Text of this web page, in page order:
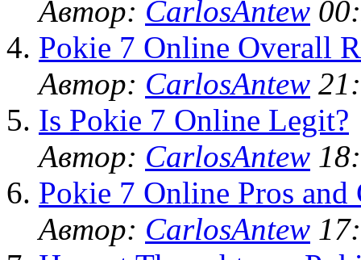
Автор: CarlosAntew
Pokie 7 Online Overall
Автор: CarlosAntew
Is Pokie 7 Online Legit?
Автор: CarlosAntew
Pokie 7 Online Pros and
Автор: CarlosAntew